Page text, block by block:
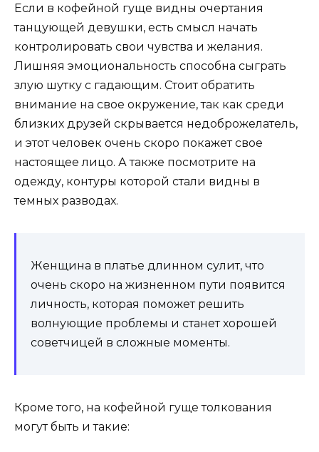
Если в кофейной гуще видны очертания
танцующей девушки, есть смысл начать
контролировать свои чувства и желания.
Лишняя эмоциональность способна сыграть
злую шутку с гадающим. Стоит обратить
внимание на свое окружение, так как среди
близких друзей скрывается недоброжелатель,
и этот человек очень скоро покажет свое
настоящее лицо. А также посмотрите на
одежду, контуры которой стали видны в
темных разводах.
Женщина в платье длинном сулит, что
очень скоро на жизненном пути появится
личность, которая поможет решить
волнующие проблемы и станет хорошей
советчицей в сложные моменты.
Кроме того, на кофейной гуще толкования
могут быть и такие: